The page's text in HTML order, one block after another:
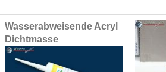
Wasserabweisende Acryl
Dichtmasse